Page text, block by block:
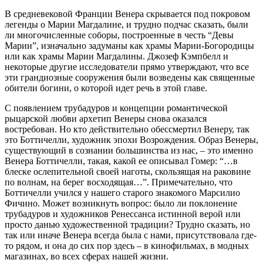
В средневековой Франции Венера скрывается под покровом
легенды о Марии Магдалине, и трудно подчас сказать, были
ли многочисленные соборы, построенные в честь “Девы
Марии”, изначально задуманы как храмы Марии-Богородицы
или как храмы Марии Магдалины. Джозеф Кэмпбелл и
некоторые другие исследователи прямо утверждают, что все
эти грандиозные сооружения были возведены как священные
обители богини, о которой идет речь в этой главе.
С появлением трубадуров и концепции романтической
рыцарской любви архетип Венеры снова оказался
востребован. Но кто действительно обессмертил Венеру, так
это Боттичелли, художник эпохи Возрождения. Образ Венеры,
существующий в сознании большинства из нас, – это именно
Венера Боттичелли, такая, какой ее описывал Гомер: “…в
блеске ослепительной своей наготы, скользящая на раковине
по волнам, на берег восходящая…”. Примечательно, что
Боттичелли учился у нашего старого знакомого Марсилио
Фичино. Может возникнуть вопрос: было ли поклонение
трубадуров и художников Ренессанса истинной верой или
просто данью художественной традиции? Трудно сказать, но
так или иначе Венера всегда была с нами, присутствовала где-
то рядом, и она до сих пор здесь – в кинофильмах, в модных
магазинах, во всех сферах нашей жизни.